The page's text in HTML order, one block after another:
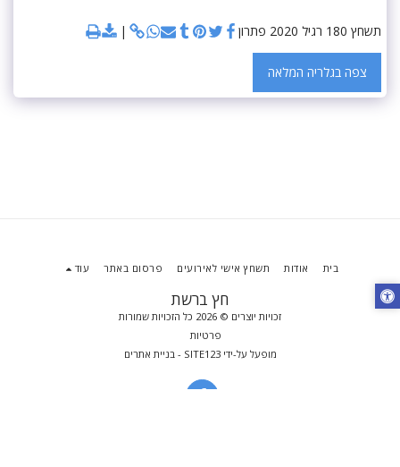
תשחץ 180 רגיל 2020 פתרון
צפה בגלריה המלאה
חץ ברשת
זכויות יוצרים © 2026 כל הזכויות שמורות
פרטיות
מופעל על-ידיSITE123
-בניית אתרים
בית אודות תשחץ אישי לאירועים פרסום באתר עוד